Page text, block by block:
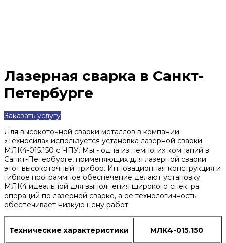
Лазерная сварка в Санкт-
Петербурге
Заказать услугу
Для высокоточной сварки металлов в компании
«Техносила» используется установка лазерной сварки
МЛК4-015.150 с ЧПУ. Мы - одна из немногих компаний в
Санкт-Петербурге, применяющих для лазерной сварки
этот высокоточный прибор. Инновационная конструкция и
гибкое программное обеспечение делают установку
МЛК4 идеальной для выполнения широкого спектра
операций по лазерной сварке, а ее технологичность
обеспечивает низкую цену работ.
Технические характеристики МЛК4-015.150